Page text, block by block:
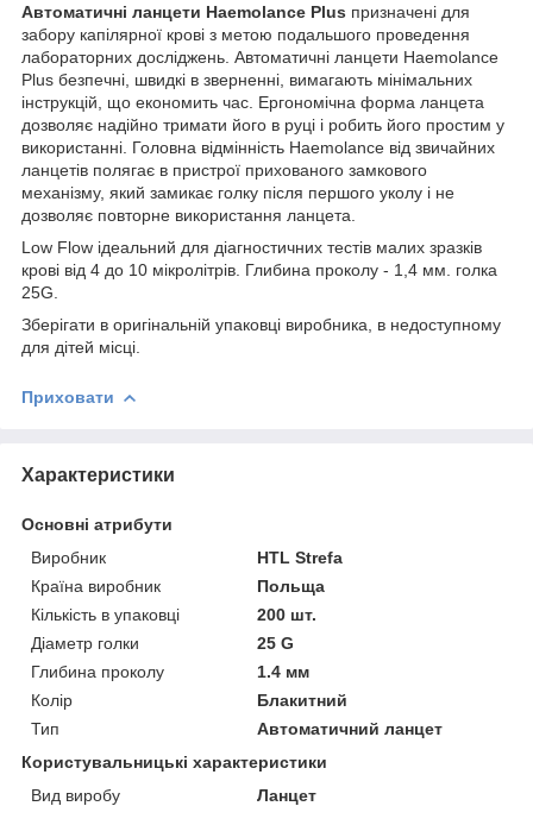
Автоматичні ланцети Haemolance Plus призначені для
забору капілярної крові з метою подальшого проведення
лабораторних досліджень. Автоматичні ланцети Haemolance
Plus безпечні, швидкі в зверненні, вимагають мінімальних
інструкцій, що економить час. Ергономічна форма ланцета
дозволяє надійно тримати його в руці і робить його простим у
використанні. Головна відмінність Haemolance від звичайних
ланцетів полягає в пристрої прихованого замкового
механізму, який замикає голку після першого уколу і не
дозволяє повторне використання ланцета.
Low Flow ідеальний для діагностичних тестів малих зразків
крові від 4 до 10 мікролітрів. Глибина проколу - 1,4 мм. голка
25G.
Зберігати в оригінальній упаковці виробника, в недоступному
для дітей місці.
Приховати
Характеристики
Основні атрибути
Виробник
HTL Strefa
Країна виробник
Польща
Кількість в упаковці
200 шт.
Діаметр голки
25 G
Глибина проколу
1.4 мм
Колір
Блакитний
Тип
Автоматичний ланцет
Користувальницькі характеристики
Вид виробу
Ланцет